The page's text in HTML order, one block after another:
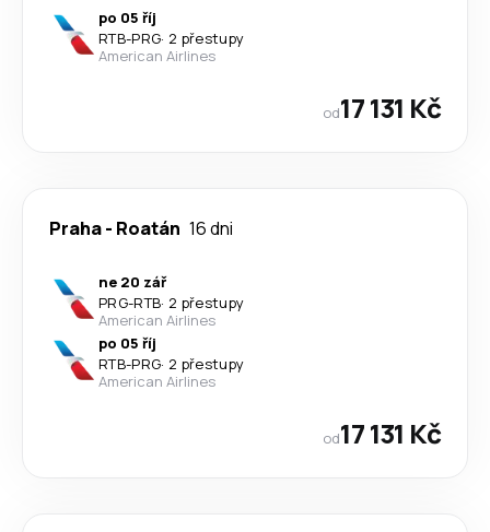
po 05 říj
RTB-PRG· 2 přestupy
American Airlines
od17 131 Kč
Praha- Roatán 16 dni
ne 20 zář
PRG-RTB· 2 přestupy
American Airlines
po 05 říj
RTB-PRG· 2 přestupy
American Airlines
od17 131 Kč